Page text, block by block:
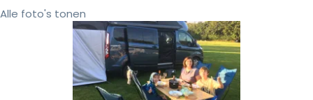
Alle foto's tonen